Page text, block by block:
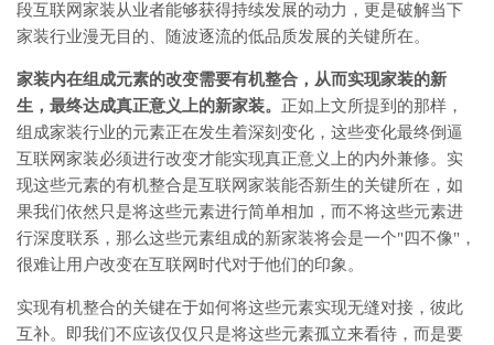
段互联网家装从业者能够获得持续发展的动力，更是破解当下
家装行业漫无目的、随波逐流的低品质发展的关键所在。
家装内在组成元素的改变需要有机整合，从而实现家装的新
生，最终达成真正意义上的新家装。 正如上文所提到的那样，
组成家装行业的元素正在发生着深刻变化，这些变化最终倒逼
互联网家装必须进行改变才能实现真正意义上的内外兼修。实
现这些元素的有机整合是互联网家装能否新生的关键所在，如
果我们依然只是将这些元素进行简单相加，而不将这些元素进
行深度联系，那么这些元素组成的新家装将会是一个"四不像"，
很难让用户改变在互联网时代对于他们的印象。
实现有机整合的关键在于如何将这些元素实现无缝对接，彼此
互补。即我们不应该仅仅只是将这些元素孤立来看待，而是要